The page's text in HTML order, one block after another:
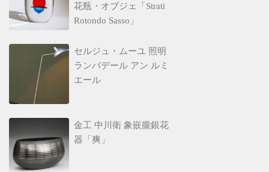
花瓶・オブジェ「Strati
Rotondo Sasso」
セルジュ・ムーユ 照明
ランパデール アン ルミ
エール
金工 中川衛 象嵌朧銀花
器「爽」